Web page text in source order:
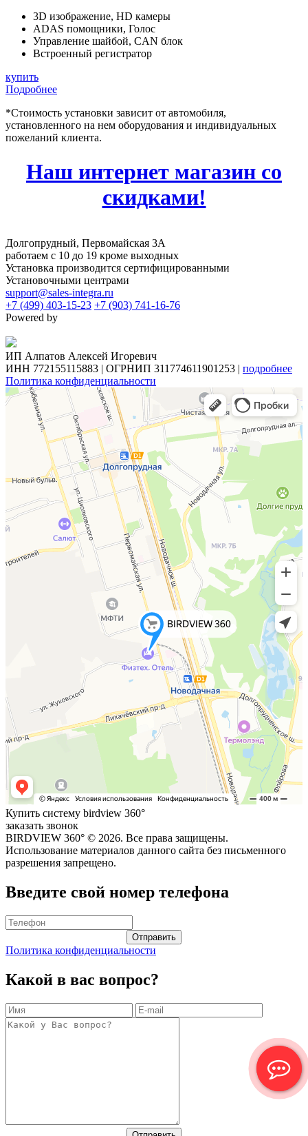
3D изображение, HD камеры
ADAS помощники, Голос
Управление шайбой, CAN блок
Встроенный регистратор
купить
Подробнее
*Стоимость установки зависит от автомобиля,
установленного на нем оборудования и индивидуальных
пожеланий клиента.
Наш интернет магазин со
скидками!
Долгопрудный, Первомайская 3А
работаем с 10 до 19 кроме выходных
Установка производится сертифицированными
Установочными центрами
support@sales-integra.ru
+7 (499) 403-15-23 +7 (903) 741-16-76
Powered by
ИП Алпатов Алексей Игоревич
ИНН 772155115883 | ОГРНИП 311774611901253 | подробнее
Политика конфиденциальности
Купить систему birdview 360°
заказать звонок
BIRDVIEW 360° © 2026. Все права защищены.
Использование материалов данного сайта без письменного
разрешения запрещено.
Введите свой номер телефона
Политика конфиденциальности
Какой в вас вопрос?